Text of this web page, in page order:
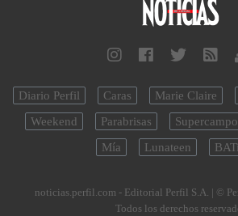
Diario Perfil Caras Marie Claire
Weekend
Parabrisas Supercampo
Mía
Lunateen
noticias.perfil.com - Editorial Perfil S.A. | ©
Todos los derechos